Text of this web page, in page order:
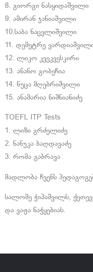
8. გიორგი ნასყიდაშვილი
9. ამირან ჯანიაშვილი
10.საბა ნაცვლიშვილი
11. დემეტრე
12. ლიკო კვეკვესკირი
13. ანანო გობეჩია
14. ნუცა მღებრიშვილი
15. ანამარია ნიშნიანიძე
TOEFL ITP Tests
1. ლიზი გრძელიძე
2. ნანუკა ბაღდავაძე
3. რომა გაბრავა
მადლობა ჩვენს
სალომე ჭიპაშვილს,
და ვაჟა ნაჭყებიას.